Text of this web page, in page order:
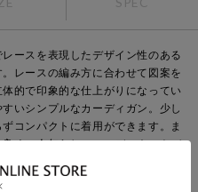
ースを表現したデザイン性のある
レースの編み方に合わせて図案を
的で印象的な仕上がりになってい
いシンプルなカーディガン。少し
コンパクトに着用ができます。ま
く、今年らしいコーディネートバ